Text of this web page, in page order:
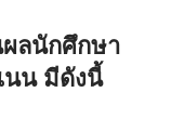
ลนักศึกษา
นน มีดังนี้